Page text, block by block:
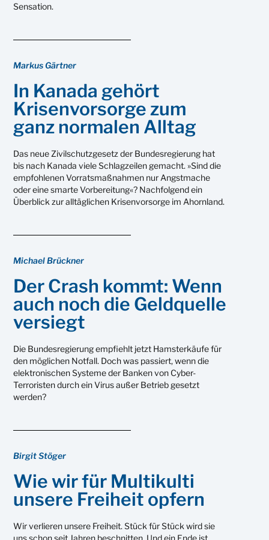
Sensation.
Markus Gärtner
In Kanada gehört
Krisenvorsorge zum
ganz normalen Alltag
Das neue Zivilschutzgesetz der Bundesregierung hat
bis nach Kanada viele Schlagzeilen gemacht. »Sind die
empfohlenen Vorratsmaßnahmen nur Angstmache
oder eine smarte Vorbereitung«? Nachfolgend ein
Überblick zur alltäglichen Krisenvorsorge im Ahornland.
Michael Brückner
Der Crash kommt: Wenn
auch noch die Geldquelle
versiegt
Die Bundesregierung empfiehlt jetzt Hamsterkäufe für
den möglichen Notfall. Doch was passiert, wenn die
elektronischen Systeme der Banken von Cyber-
Terroristen durch ein Virus außer Betrieb gesetzt
werden?
Birgit Stöger
Wie wir für Multikulti
unsere Freiheit opfern
Wir verlieren unsere Freiheit. Stück für Stück wird sie
uns schon seit Jahren beschnitten. Und ein Ende ist